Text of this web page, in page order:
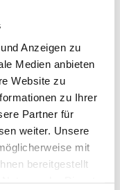
Anzeigen zu
Medien anbieten
Website zu
zu Ihrer
Partner für
weiter. Unsere
mit
bereitgestellt